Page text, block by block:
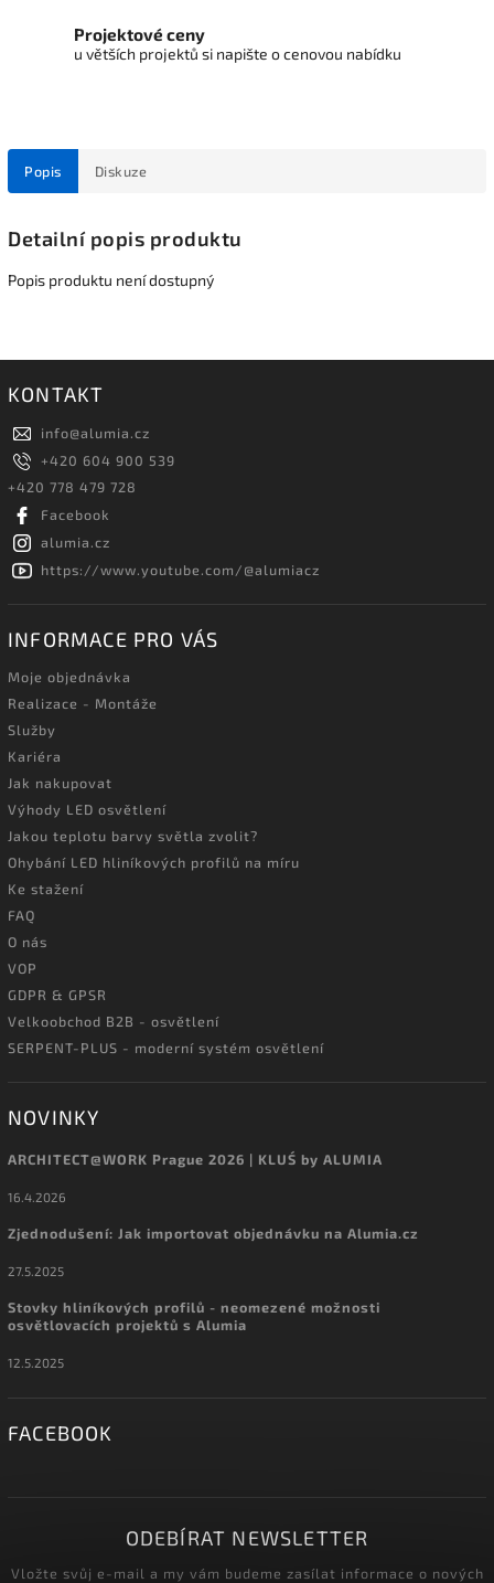
Projektové ceny
u větších projektů si napište o cenovou nabídku
Popis Diskuze
Detailní popis produktu
Popis produktu není dostupný
KONTAKT
info@alumia.cz
+420 604 900 539
+420 778 479 728
Facebook
alumia.cz
https://www.youtube.com/@alumiacz
INFORMACE PRO VÁS
Moje objednávka
Realizace - Montáže
Služby
Kariéra
Jak nakupovat
Výhody LED osvětlení
Jakou teplotu barvy světla zvolit?
Ohybání LED hliníkových profilů na míru
Ke stažení
FAQ
O nás
VOP
GDPR & GPSR
Velkoobchod B2B - osvětlení
SERPENT-PLUS - moderní systém osvětlení
NOVINKY
ARCHITECT@WORK Prague 2026 | KLUŚ by ALUMIA
16.4.2026
Zjednodušení: Jak importovat objednávku na Alumia.cz
27.5.2025
Stovky hliníkových profilů - neomezené možnosti
osvětlovacích projektů s Alumia
12.5.2025
FACEBOOK
ODEBÍRAT NEWSLETTER
Vložte svůj e-mail a my vám budeme zasílat informace o nových